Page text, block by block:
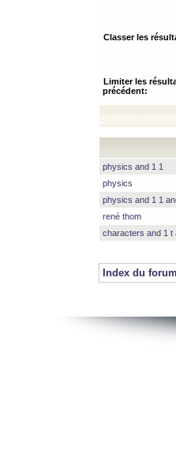
Classer les
Limiter les
précédent:
physics and 1 1
physics
physics and 1 1
rené thom
characters and 1 t
Index du forum